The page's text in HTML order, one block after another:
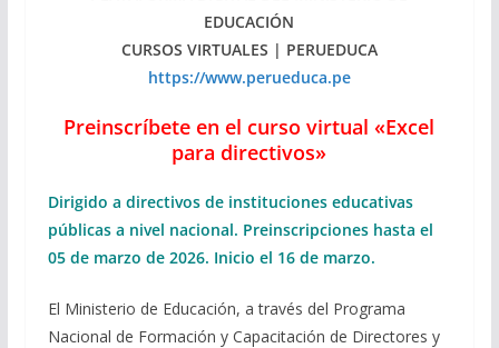
EDUCACIÓN
CURSOS VIRTUALES | PERUEDUCA
https://www.perueduca.pe
Preinscríbete en el curso virtual «Excel
para directivos»
Dirigido a directivos de instituciones educativas
públicas a nivel nacional. Preinscripciones hasta el
05 de marzo de 2026. Inicio el 16 de marzo.
El Ministerio de Educación, a través del Programa
Nacional de Formación y Capacitación de Directores y